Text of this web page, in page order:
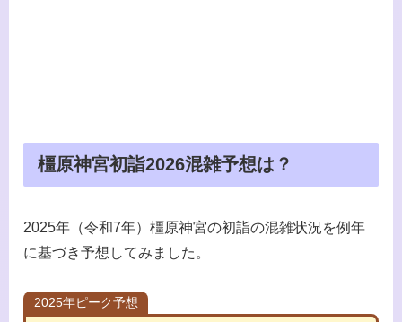
橿原神宮初詣2026混雑予想は？
2025年（令和7年）橿原神宮の初詣の混雑状況を例年
に基づき予想してみました。
2025年ピーク予想